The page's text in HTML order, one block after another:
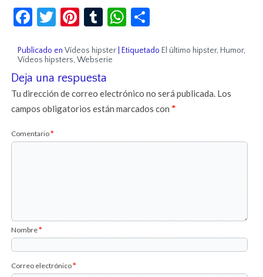
Facebook
Twitter
Pinterest
TumblrWhatsApp
Publicado en Vídeos hipster |Etiquetado El último hipster, Humor,
Vídeos hipsters,Webserie
Deja una respuesta
Tu dirección de correo electrónico no será publicada. Los
campos obligatorios están marcados con*
Comentario*
Nombre*
Correo electrónico*